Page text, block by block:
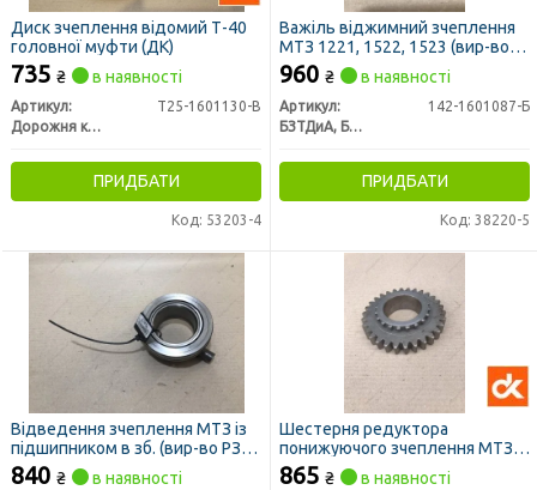
Диск зчеплення відомий Т-40
головної муфти (ДК)
735 ₴ в наявності
Артикул:
Т25-1601130-В
Дорожня карта
ПРИДБАТИ
Код: 53203-4
Важіль віджимний зчеплення
МТЗ 1221, 1522, 1523 (вир-во
БЗТДиА)
960 ₴ в наявності
Артикул:
142-1601087-Б
БЗТДиА, Беларусь
ПРИДБАТИ
Код: 38220-5
Відведення зчеплення МТЗ із
підшипником в зб. (вир-во РЗТ
м. Ромни)
840 ₴ в наявності
Шестерня редуктора
понижуючого зчеплення МТЗ
(z=20/30) (ДК)
865 ₴ в наявності